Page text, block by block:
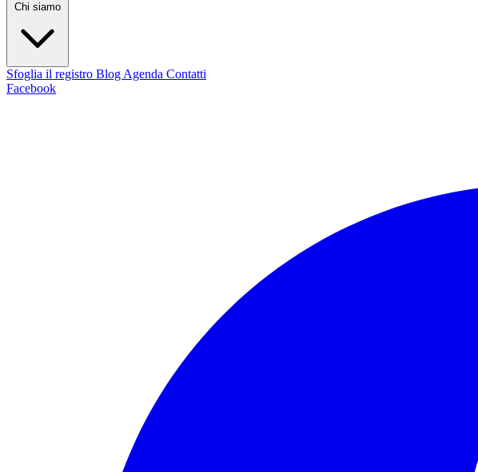
Chi siamo
Sfoglia il registro Blog Agenda Contatti
Facebook